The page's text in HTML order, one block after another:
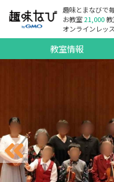
趣味とまなびで
お教室21,000
オンラインレッ
教室情報